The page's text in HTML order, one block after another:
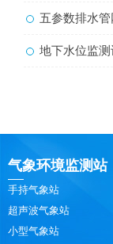
五参数排水管网
地下水位监测
气象环境监测站
手持气象站
超声波气象站
小型气象站